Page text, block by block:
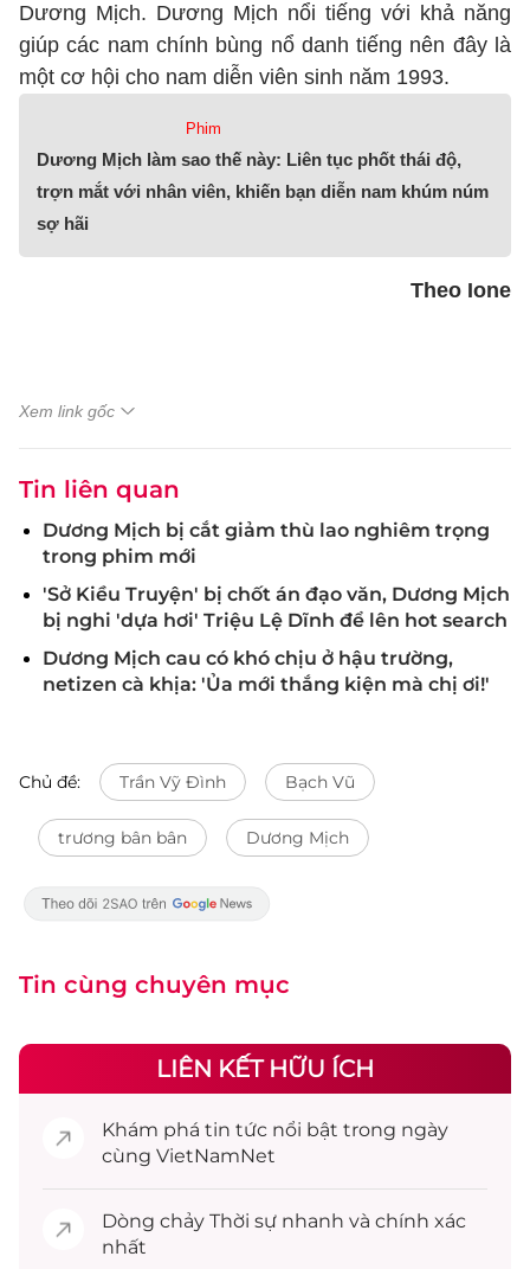
Dương Mịch. Dương Mịch nổi tiếng với khả năng
giúp các nam chính bùng nổ danh tiếng nên đây là
một cơ hội cho nam diễn viên sinh năm 1993.
Phim
Dương Mịch làm sao thế này: Liên tục phốt thái độ,
trợn mắt với nhân viên, khiến bạn diễn nam khúm núm
sợ hãi
Theo Ione
Xem link gốc
Tin liên quan
Dương Mịch bị cắt giảm thù lao nghiêm trọng
trong phim mới
'Sở Kiều Truyện' bị chốt án đạo văn, Dương Mịch
bị nghi 'dựa hơi' Triệu Lệ Dĩnh để lên hot search
Dương Mịch cau có khó chịu ở hậu trường,
netizen cà khịa: 'Ủa mới thắng kiện mà chị ơi!'
Chủ đề: Trần Vỹ Đình Bạch Vũ
trương bân bân Dương Mịch
Tin cùng chuyên mục
LIÊN KẾT HỮU ÍCH
Khám phá tin tức nổi bật trong ngày
cùng VietNamNet
Dòng chảy Thời sự nhanh và chính xác
nhất